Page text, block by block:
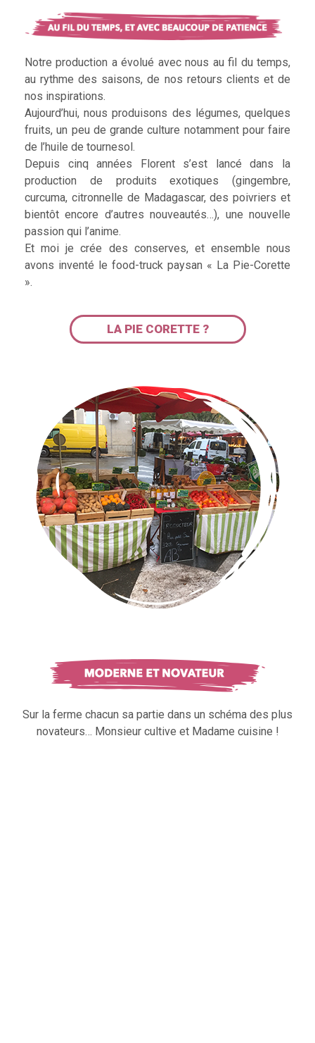
Notre production a évolué avec nous au fil du temps,
au rythme des saisons, de nos retours clients et de
nos inspirations.
Aujourd’hui, nous produisons des légumes, quelques
fruits, un peu de grande culture notamment pour faire
de l’huile de tournesol.
Depuis cinq années Florent s’est lancé dans la
production de produits exotiques (gingembre,
curcuma, citronnelle de Madagascar, des poivriers et
bientôt encore d’autres nouveautés…), une nouvelle
passion qui l’anime.
Et moi je crée des conserves, et ensemble nous
avons inventé le food-truck paysan « La Pie-Corette
».
LA PIE CORETTE ?
Sur la ferme chacun sa partie dans un schéma des plus
novateurs… Monsieur cultive et Madame cuisine !